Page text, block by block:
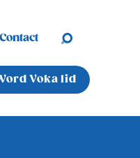
Contact
Voka lid